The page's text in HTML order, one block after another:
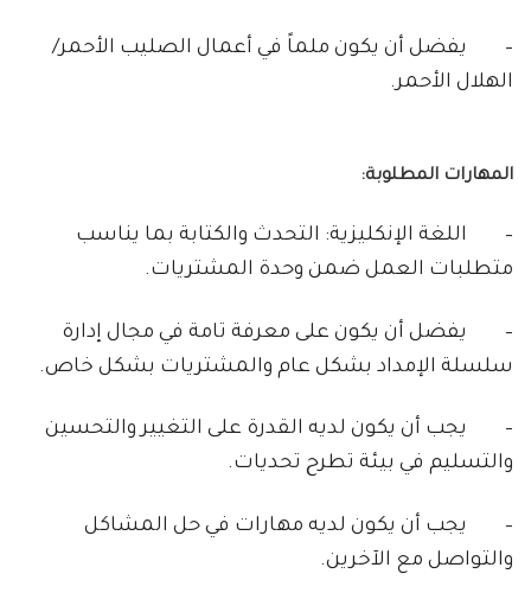
– يفضل أن يكون ملماً في أعمال الصليب الأحمر/
الهلال الأحمر.
المهارات المطلوبة:
– اللغة الإنكليزية: التحدث والكتابة بما يناسب
متطلبات العمل ضمن وحدة المشتريات.
– يفضل أن يكون على معرفة تامة في مجال إدارة
سلسلة الإمداد بشكل عام والمشتريات بشكل خاص.
– يجب أن يكون لديه القدرة على التغيير والتحسين
والتسليم في بيئة تطرح تحديات.
– يجب أن يكون لديه مهارات في حل المشاكل
والتواصل مع الآخرين.